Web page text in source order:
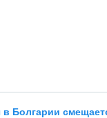
Болгарии